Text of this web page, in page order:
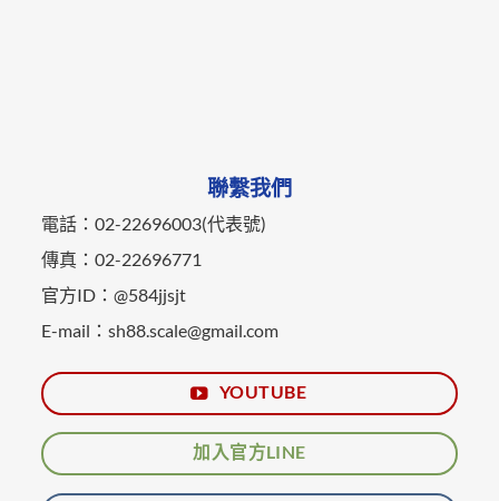
聯繫我們
電話：02-22696003(代表號)
傳真：02-22696771
官方ID：@584jjsjt
E-mail：sh88.scale@gmail.com
YOUTUBE
加入官方LINE